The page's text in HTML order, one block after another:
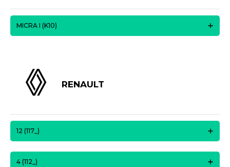
MICRA I (K10)
RENAULT
12 (117_)
4 (112_)